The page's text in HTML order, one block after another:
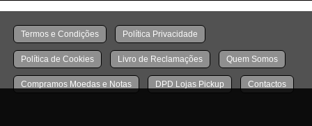
Termos e Condições Política Privacidade
Política de Cookies Livro de Reclamações Quem Somos
Compramos Moedas e Notas DPD Lojas Pickup Contactos